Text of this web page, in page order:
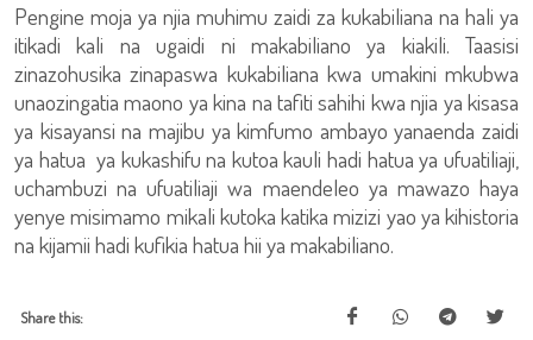
Pengine moja ya njia muhimu zaidi za kukabiliana na hali ya
itikadi kali na ugaidi ni makabiliano ya kiakili. Taasisi
zinazohusika zinapaswa kukabiliana kwa umakini mkubwa
unaozingatia maono ya kina na tafiti sahihi kwa njia ya kisasa
ya kisayansi na majibu ya kimfumo ambayo yanaenda zaidi
ya hatua ya kukashifu na kutoa kauli hadi hatua ya ufuatiliaji,
uchambuzi na ufuatiliaji wa maendeleo ya mawazo haya
yenye misimamo mikali kutoka katika mizizi yao ya kihistoria
na kijamii hadi kufikia hatua hii ya makabiliano.
Share this: